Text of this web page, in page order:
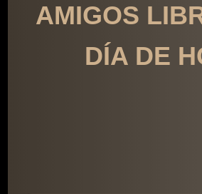
AMIGOS
DÍA DE